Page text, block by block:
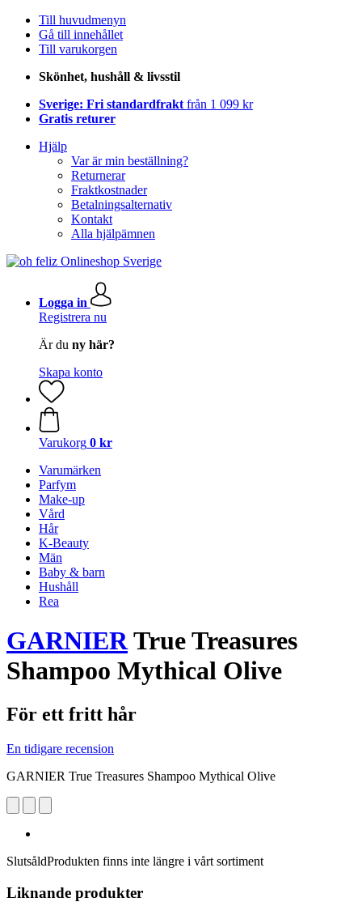
Till huvudmenyn
Gå till innehållet
Till varukorgen
Skönhet, hushåll & livsstil
Sverige: Fri standardfrakt från 1 099 kr
Gratis returer
Hjälp
Var är min beställning?
Returnerar
Fraktkostnader
Betalningsalternativ
Kontakt
Alla hjälpämnen
Logga in
Registrera nu
Är du ny här?
Skapa konto
Varukorg 0 kr
Varumärken
Parfym
Make-up
Vård
Hår
K-Beauty
Män
Baby & barn
Hushåll
Rea
GARNIERTrue Treasures
Shampoo Mythical Olive
För ett fritt hår
En tidigare recension
GARNIER True Treasures Shampoo Mythical Olive
SlutsåldProdukten finns inte längre i vårt sortiment
Liknande produkter